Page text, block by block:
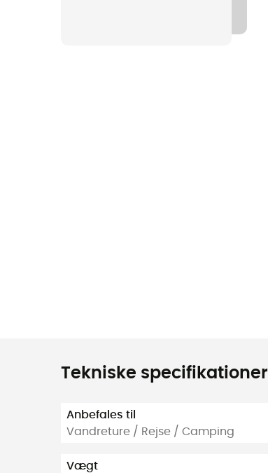
Tekniske specifikationer
Anbefales til
Vandreture / Rejse / Camping
Vægt